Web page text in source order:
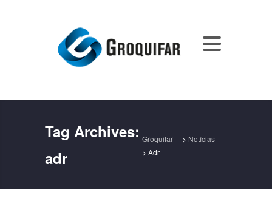
Tag Archives:
adr
Groquifar > Notícias
> Adr